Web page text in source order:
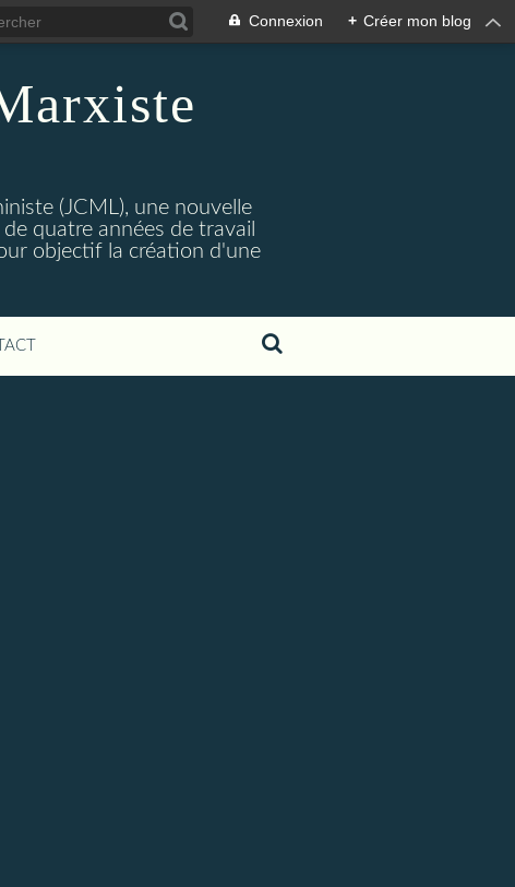
Connexion + Créer mon blog
(JCML), une nouvelle
quatre années de travail
objectif la création d'une